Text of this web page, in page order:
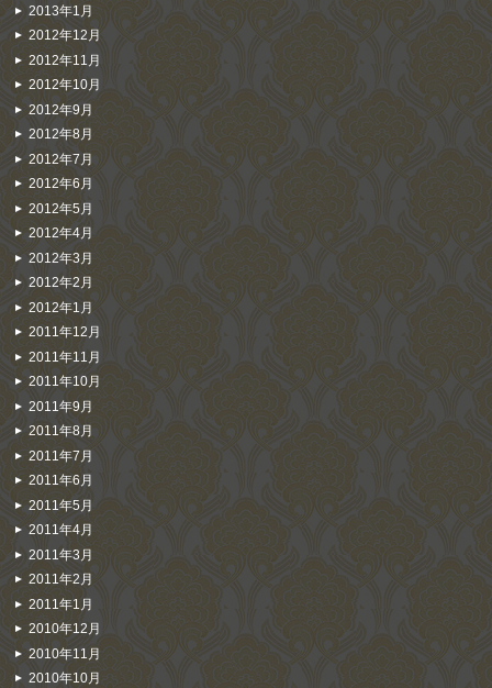
2013年1月
2012年12月
2012年11月
2012年10月
2012年9月
2012年8月
2012年7月
2012年6月
2012年5月
2012年4月
2012年3月
2012年2月
2012年1月
2011年12月
2011年11月
2011年10月
2011年9月
2011年8月
2011年7月
2011年6月
2011年5月
2011年4月
2011年3月
2011年2月
2011年1月
2010年12月
2010年11月
2010年10月